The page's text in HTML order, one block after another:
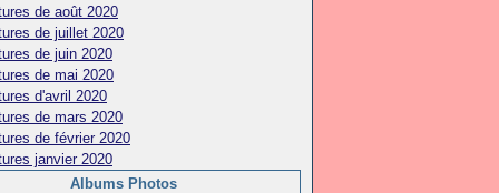
de août 2020
de juillet 2020
de juin 2020
de mai 2020
d'avril 2020
de mars 2020
de février 2020
janvier 2020
Albums Photos